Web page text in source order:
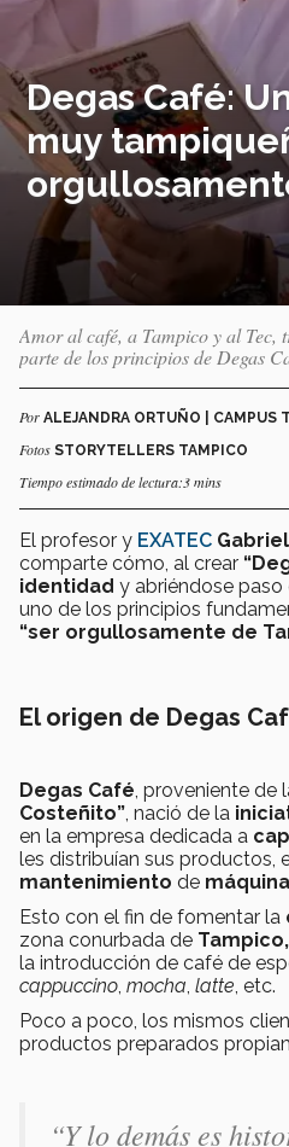
Degas Café:
muy
Amor al café, a Tampico y al Tec,
parte de los principios de Degas
Por ALEJANDRA ORTUÑO | CAMPUS
Fotos STORYTELLERS TAMPICO
Tiempo estimado de lectura:3 mins
El profesor y EXATEC
comparte cómo, al crear
identidad y abriéndose
uno de los principios
“ser orgullosamente de
El origen de Degas
Degas Café , proveniente de
Costeñito” , nació de la
en la empresa dedicada a
les distribuían sus productos,
mantenimiento de
Esto con el fin de fomentar la
zona conurbada de
la introducción de café de
cappuccino mocha latte , etc.
Poco a poco, los mismos
productos preparados
“Y lo demás es